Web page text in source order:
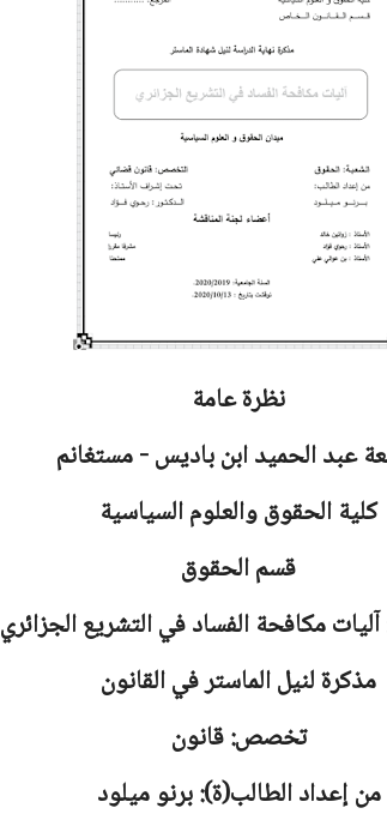
نظرة عامة
عبد الحميد ابن باديس - مستغانم
كلية الحقوق والعلوم السياسية
قسم الحقوق
مكافحة الفساد في التشريع الجزائري
مذكرة لنيل الماستر في القانون
تخصص: قانون
من إعداد الطالب(ة): برنو ميلود